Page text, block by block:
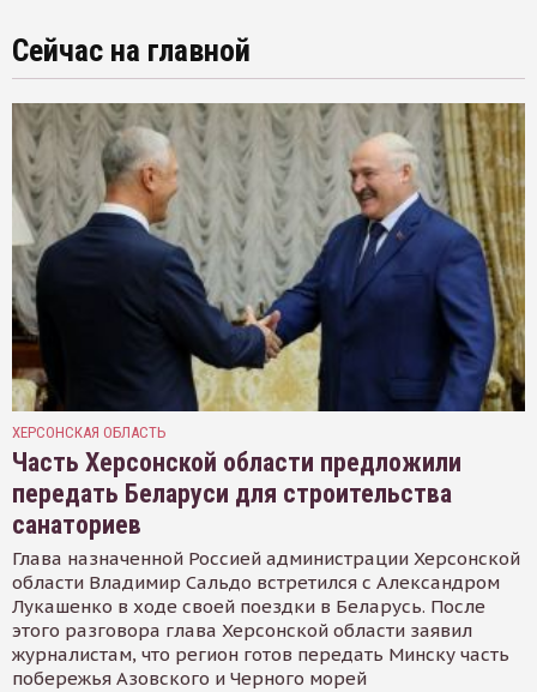
Сейчас на главной
ХЕРСОНСКАЯ ОБЛАСТЬ
Часть Херсонской области предложили
передать Беларуси для строительства
санаториев
Глава назначенной Россией администрации Херсонской
области Владимир Сальдо встретился с Александром
Лукашенко в ходе своей поездки в Беларусь. После
этого разговора глава Херсонской области заявил
журналистам, что регион готов передать Минску часть
побережья Азовского и Черного морей